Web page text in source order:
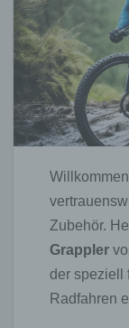
Zubehör.
Grappler
der speziell
Radfahren